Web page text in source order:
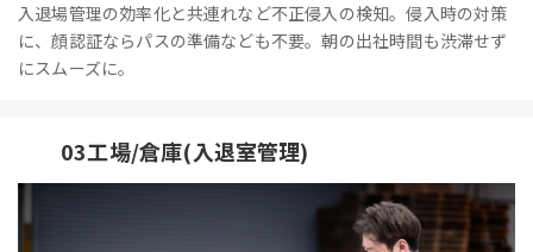
入退場管理の効率化と共連れなど不正侵入の検知。侵入時の対策
に、顔認証ならパスの準備なども不要。朝の出社時間も渋滞せず
にスムーズに。
03工場/倉庫(入退室管理)